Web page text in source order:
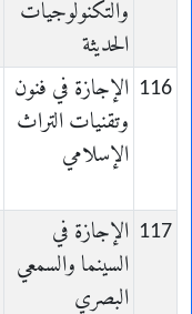
والتكنولوجيات
الحديثة
116 الإجازة في فنون
وتقنيات التراث
الإسلامي
117 الإجازة في
السينما والسمعي
البصري